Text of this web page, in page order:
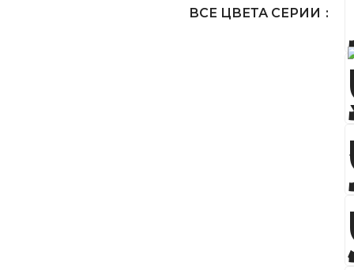
ВСЕ ЦВЕТА СЕРИИ